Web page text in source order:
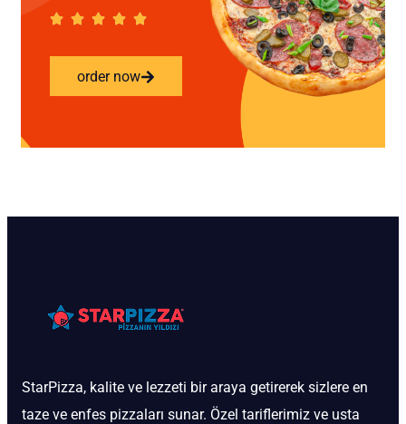
order now
StarPizza, kalite ve lezzeti bir araya getirerek sizlere en
taze ve enfes pizzaları sunar. Özel tariflerimiz ve usta